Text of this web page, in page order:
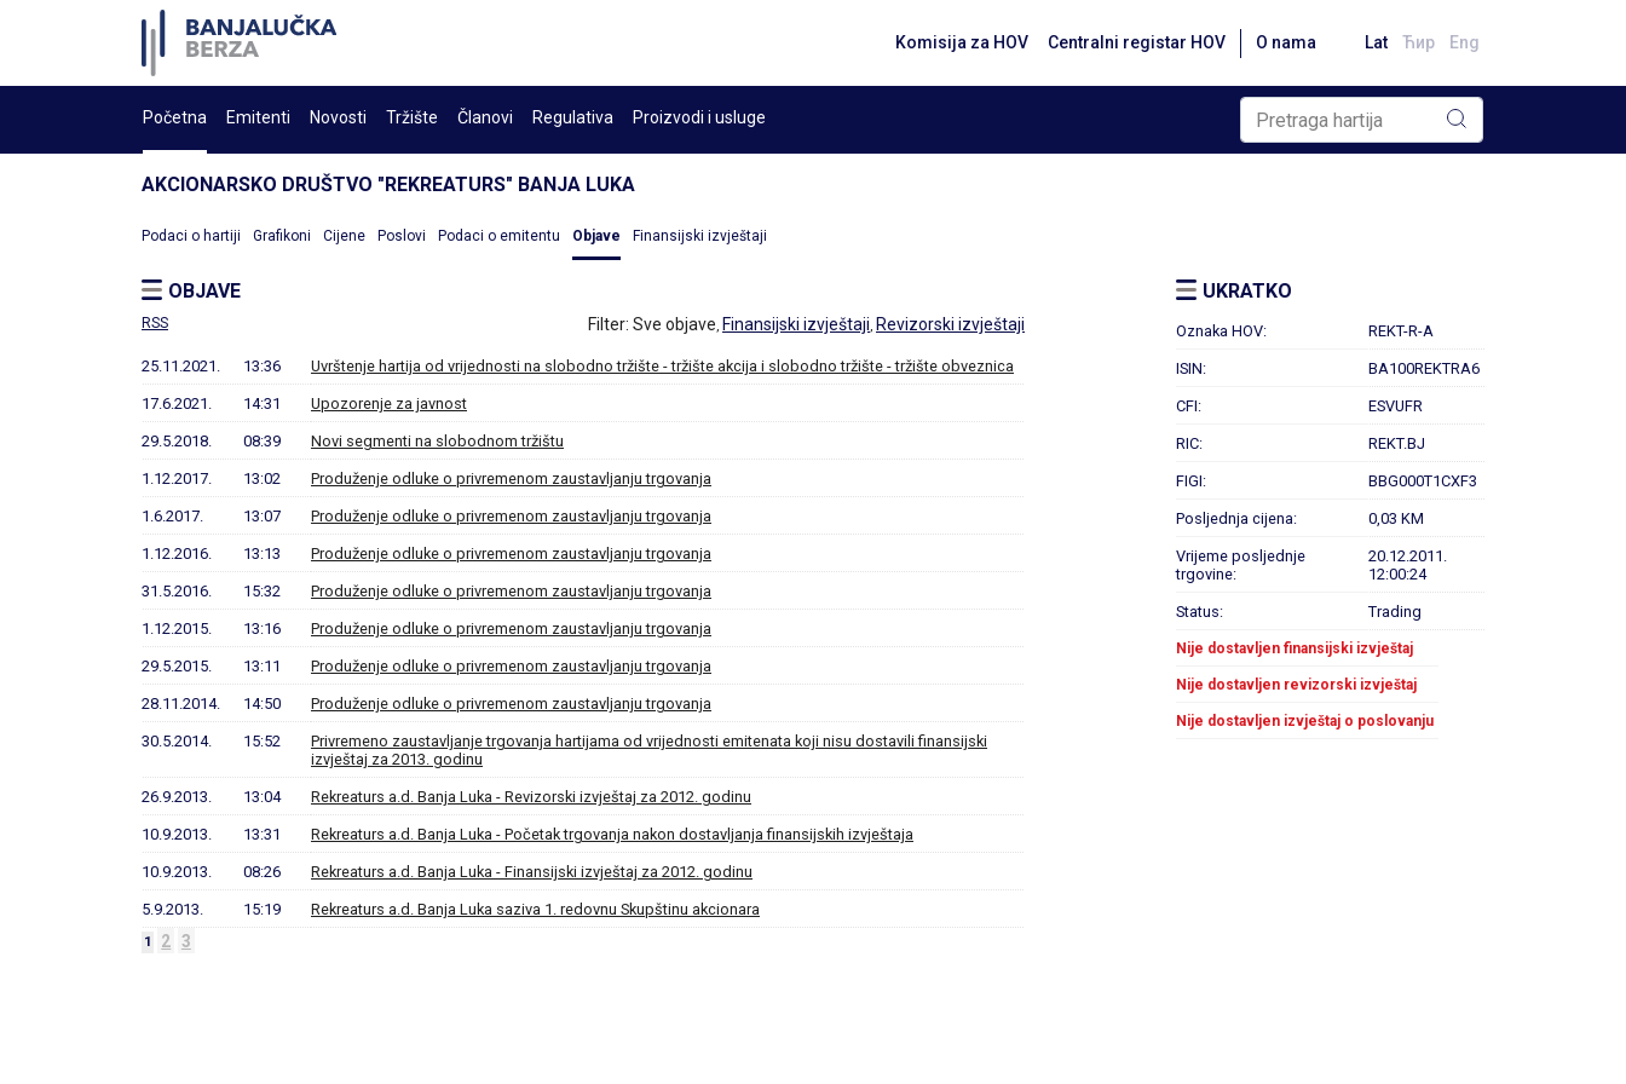
Komisija za HOV Centralni registar HOV O nama Lat Ћир Eng
Početna Emitenti Novosti Tržište Članovi Regulativa Proizvodi i usluge
AKCIONARSKO DRUŠTVO "REKREATURS" BANJA LUKA
Podaci o hartiji Grafikoni Cijene Poslovi Podaci o emitentu Objave Finansijski izvještaji
OBJAVE
RSS Filter: Sve objave, Finansijski izvještaji, Revizorski izvještaji
25.11.2021. 13:36 Uvrštenje hartija od vrijednosti na slobodno tržište - tržište akcija i slobodno tržište - tržište obveznica
17.6.2021. 14:31 Upozorenje za javnost
29.5.2018. 08:39 Novi segmenti na slobodnom tržištu
1.12.2017. 13:02 Produženje odluke o privremenom zaustavljanju trgovanja
1.6.2017. 13:07 Produženje odluke o privremenom zaustavljanju trgovanja
1.12.2016. 13:13 Produženje odluke o privremenom zaustavljanju trgovanja
31.5.2016. 15:32 Produženje odluke o privremenom zaustavljanju trgovanja
1.12.2015. 13:16 Produženje odluke o privremenom zaustavljanju trgovanja
29.5.2015. 13:11 Produženje odluke o privremenom zaustavljanju trgovanja
28.11.2014. 14:50 Produženje odluke o privremenom zaustavljanju trgovanja
30.5.2014. 15:52
Privremeno zaustavljanje trgovanja hartijama od vrijednosti emitenata koji nisu dostavili finansijski
izvještaj za 2013. godinu
26.9.2013. 13:04 Rekreaturs a.d. Banja Luka - Revizorski izvještaj za 2012. godinu
10.9.2013. 13:31 Rekreaturs a.d. Banja Luka - Početak trgovanja nakon dostavljanja finansijskih izvještaja
10.9.2013. 08:26 Rekreaturs a.d. Banja Luka - Finansijski izvještaj za 2012. godinu
5.9.2013. 15:19 Rekreaturs a.d. Banja Luka saziva 1. redovnu Skupštinu akcionara
1 2 3
UKRATKO
Oznaka HOV: REKT-R-A
ISIN: BA100REKTRA6
CFI: ESVUFR
RIC: REKT.BJ
FIGI: BBG000T1CXF3
Posljednja cijena: 0,03 KM
Vrijeme posljednje
trgovine:
20.12.2011.
12:00:24
Status: Trading
Nije dostavljen finansijski izvještaj
Nije dostavljen revizorski izvještaj
Nije dostavljen izvještaj o poslovanju